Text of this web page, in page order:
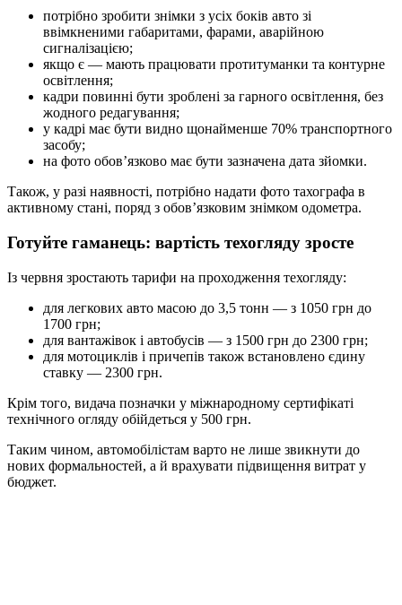
потрібно зробити знімки з усіх боків авто зі
ввімкненими габаритами, фарами, аварійною
сигналізацією;
якщо є — мають працювати протитуманки та контурне
освітлення;
кадри повинні бути зроблені за гарного освітлення, без
жодного редагування;
у кадрі має бути видно щонайменше 70% транспортного
засобу;
на фото обов’язково має бути зазначена дата зйомки.
Також, у разі наявності, потрібно надати фото тахографа в
активному стані, поряд з обов’язковим знімком одометра.
Готуйте гаманець: вартість техогляду зросте
Із червня зростають тарифи на проходження техогляду:
для легкових авто масою до 3,5 тонн — з 1050 грн до
1700 грн;
для вантажівок і автобусів — з 1500 грн до 2300 грн;
для мотоциклів і причепів також встановлено єдину
ставку — 2300 грн.
Крім того, видача позначки у міжнародному сертифікаті
технічного огляду обійдеться у 500 грн.
Таким чином, автомобілістам варто не лише звикнути до
нових формальностей, а й врахувати підвищення витрат у
бюджет.